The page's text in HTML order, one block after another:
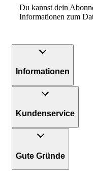
Du kannst dein
Informationen zum
Informationen
Kundenservice
Gute Gründe